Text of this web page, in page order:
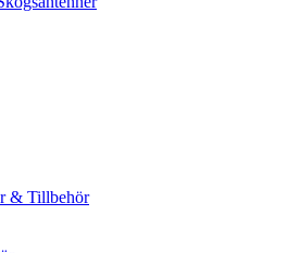
& Tillbehör